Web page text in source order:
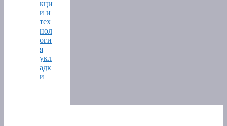
кци
и и
тех
нол
оги
я
укл
адк
и